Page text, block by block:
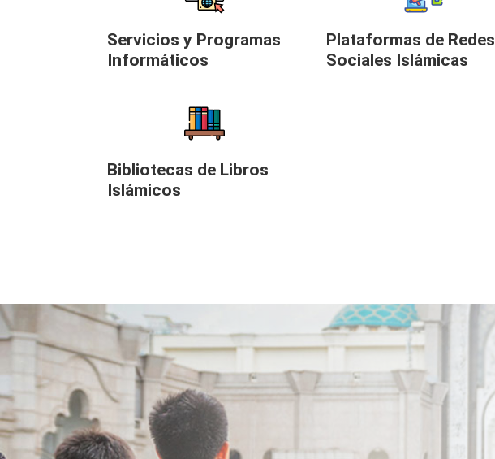
Servicios y Programas
Informáticos
Plataformas de Redes
Sociales Islámicas
Bibliotecas de Libros
Islámicos